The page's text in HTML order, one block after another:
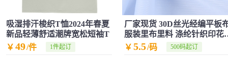
吸湿排汗梭织T恤2024年春夏
新品轻薄舒适潮牌宽松短袖T
￥ 49/件 1件起订
厂家现货 30D丝光经编平板
服装里布里料 涤纶针织印花
皱面料
￥ 5.5/码 500码起订